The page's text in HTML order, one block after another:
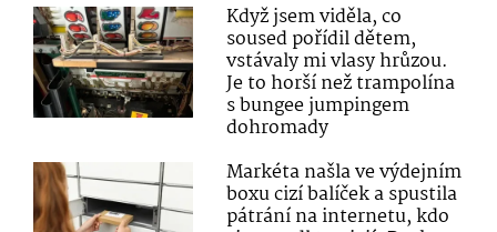
Když jsem viděla, co
soused pořídil dětem,
vstávaly mi vlasy hrůzou.
Je to horší než trampolína
s bungee jumpingem
dohromady
Markéta našla ve výdejním
boxu cizí balíček a spustila
pátrání na internetu, kdo